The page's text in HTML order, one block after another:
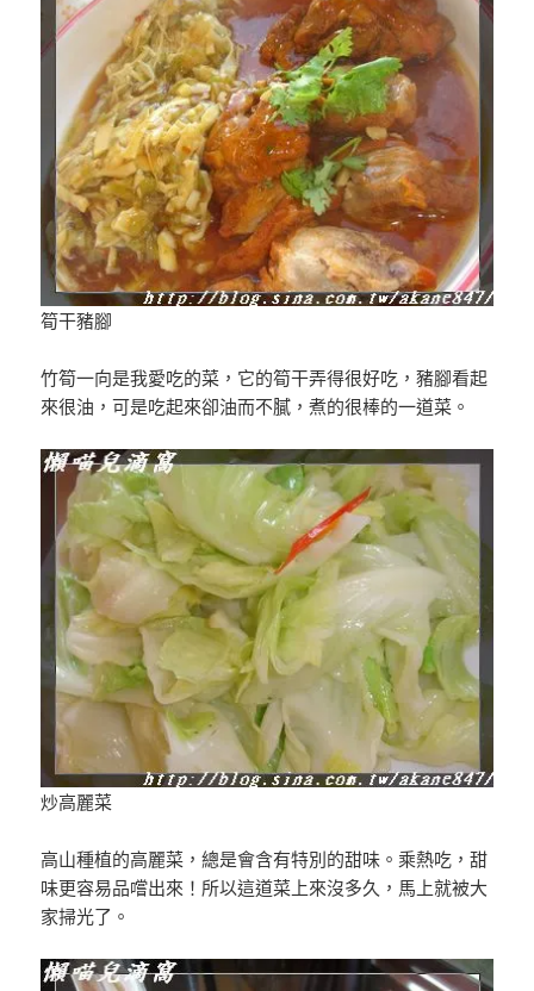
筍干豬腳
竹筍一向是我愛吃的菜，它的筍干弄得很好吃，豬腳看起
來很油，可是吃起來卻油而不膩，煮的很棒的一道菜。
炒高麗菜
高山種植的高麗菜，總是會含有特別的甜味。乘熱吃，甜
味更容易品嚐出來！所以這道菜上來沒多久，馬上就被大
家掃光了。